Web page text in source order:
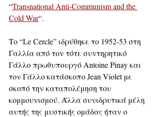
“Transnational Anti-Communism and the
Cold War“.
Το “Le Cercle” ιδρύθηκε το 1952-53 στη
Γαλλία από τον τότε συντηρητικό
Γάλλο πρωθυπουργό Antoine Pinay και
τον Γάλλο κατάσκοπο Jean Violet με
σκοπό την καταπολέμηση του
κομμουνισμού. Άλλα συνιδρυτικά μέλη
αυτής της μυστικής ομάδας ήταν ο